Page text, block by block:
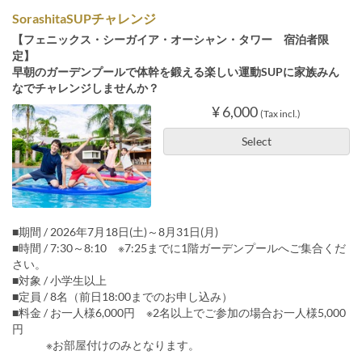
SorashitaSUPチャレンジ
【フェニックス・シーガイア・オーシャン・タワー 宿泊者限
定】
早朝のガーデンプールで体幹を鍛える楽しい運動SUPに家族みん
なでチャレンジしませんか？
¥ 6,000 (Tax incl.)
Select
■期間 / 2026年7月18日(土)～8月31日(月)
■時間 / 7:30～8:10 ※7:25までに1階ガーデンプールへご集合くだ
さい。
■対象 / 小学生以上
■定員 / 8名（前日18:00までのお申し込み）
■料金 / お一人様6,000円 ※2名以上でご参加の場合お一人様5,000
円
※お部屋付けのみとなります。